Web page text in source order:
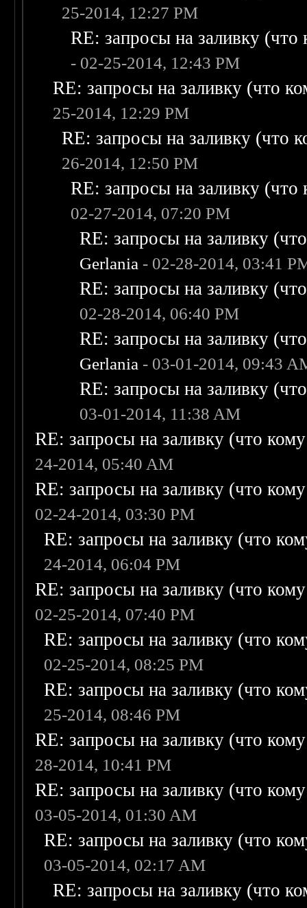
25-2014, 12:27 PM
RE: запросы на заливку
- 02-25-2014, 12:43 PM
RE: запросы на заливку (что
25-2014, 12:29 PM
RE: запросы на заливку (что
26-2014, 12:50 PM
RE: запросы на заливку
02-27-2014, 07:20 PM
RE: запросы на заливку
Gerlania - 02-28-2014, 03:41
RE: запросы на заливку
02-28-2014, 06:40 PM
RE: запросы на заливку
Gerlania - 03-01-2014, 09:43
RE: запросы на заливку
03-01-2014, 11:38 AM
RE: запросы на заливку (что
24-2014, 05:40 AM
RE: запросы на заливку (что
02-24-2014, 03:30 PM
RE: запросы на заливку (что
24-2014, 06:04 PM
RE: запросы на заливку (что
02-25-2014, 07:40 PM
RE: запросы на заливку (что
02-25-2014, 08:25 PM
RE: запросы на заливку (что
25-2014, 08:46 PM
RE: запросы на заливку (что
28-2014, 10:41 PM
RE: запросы на заливку (что
03-05-2014, 01:30 AM
RE: запросы на заливку (что
03-05-2014, 02:17 AM
RE: запросы на заливку (что